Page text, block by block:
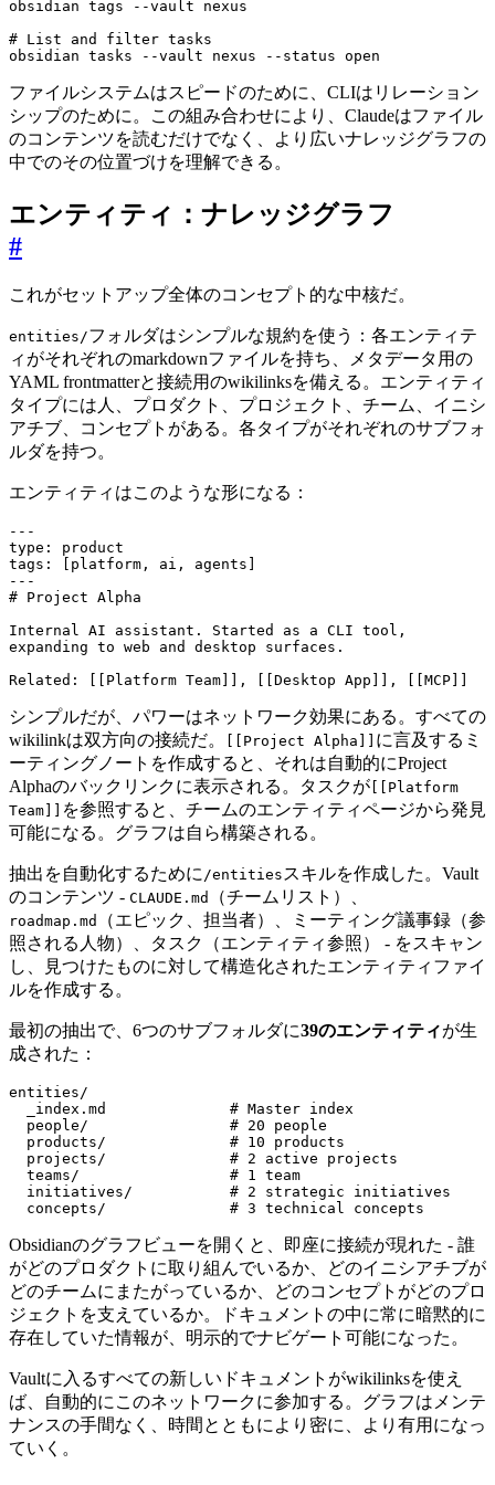
# List and filter tasks
obsidian tasks --vault nexus --status open
ファイルシステムはスピードのために、CLIはリレーション
シップのために。この組み合わせにより、Claudeはファイル
のコンテンツを読むだけでなく、より広いナレッジグラフの
中でのその位置づけを理解できる。
エンティティ：ナレッジグラフ
#
これがセットアップ全体のコンセプト的な中核だ。
entities/フォルダはシンプルな規約を使う：各エンティテ
ィがそれぞれのmarkdownファイルを持ち、メタデータ用の
YAML frontmatterと接続用のwikilinksを備える。エンティティ
タイプには人、プロダクト、プロジェクト、チーム、イニシ
アチブ、コンセプトがある。各タイプがそれぞれのサブフォ
ルダを持つ。
エンティティはこのような形になる：
---
type :
product
tags :
platform, ai, agents]
---
# Project Alpha
Internal AI assistant. Started as a CLI tool,
expanding to web and desktop surfaces.
Related : Platform Team]], [[Desktop App]], [[MCP]]
シンプルだが、パワーはネットワーク効果にある。すべての
wikilinkは双方向の接続だ。
[[Project Alpha]] に言及するミ
ーティングノートを作成すると、それは自動的にProject
Alphaのバックリンクに表示される。タスクが [[Platform
Team]]
を参照すると、チームのエンティティページから発見
可能になる。グラフは自ら構築される。
抽出を自動化するために /entities スキルを作成した。Vault
のコンテンツ - CLAUDE.md （チームリスト）、
roadmap.md
（エピック、担当者）、ミーティング議事録（参
照される人物）、タスク（エンティティ参照） - をスキャン
し、見つけたものに対して構造化されたエンティティファイ
ルを作成する。
最初の抽出で、6つのサブフォルダに39のエンティティが生
成された：
  concepts/              # 3 technical concepts
Obsidianのグラフビューを開くと、即座に接続が現れた - 誰
がどのプロダクトに取り組んでいるか、どのイニシアチブが
どのチームにまたがっているか、どのコンセプトがどのプロ
ジェクトを支えているか。ドキュメントの中に常に暗黙的に
存在していた情報が、明示的でナビゲート可能になった。
Vaultに入るすべての新しいドキュメントがwikilinksを使え
ば、自動的にこのネットワークに参加する。グラフはメンテ
ナンスの手間なく、時間とともにより密に、より有用になっ
ていく。